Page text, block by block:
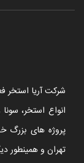
انواع استخر،
پروژه های
تهران و همینطور